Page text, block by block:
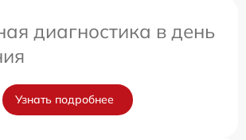
диагностика в день
Узнать подробнее